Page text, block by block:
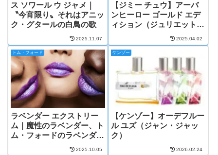
ス ソワール ウ ジャメ｜
〝今宵限り〟それはアニッ
ク・グタールの白鳥の歌
2025.11.07
【ジミー チュウ】アーバ
ンヒーロー ゴールド エデ
ィション（ジュリエット・
カラグーゾグー）
2025.04.02
トム・フォード
ラベンダー エクストリー
ム｜魔性のラベンダー、ト
ム・フォードのラベンダー
2025.10.05
ケンゾー
【ケンゾー】オーデフルー
ル ユズ（ジャン・ジャッ
ク）
2026.02.24